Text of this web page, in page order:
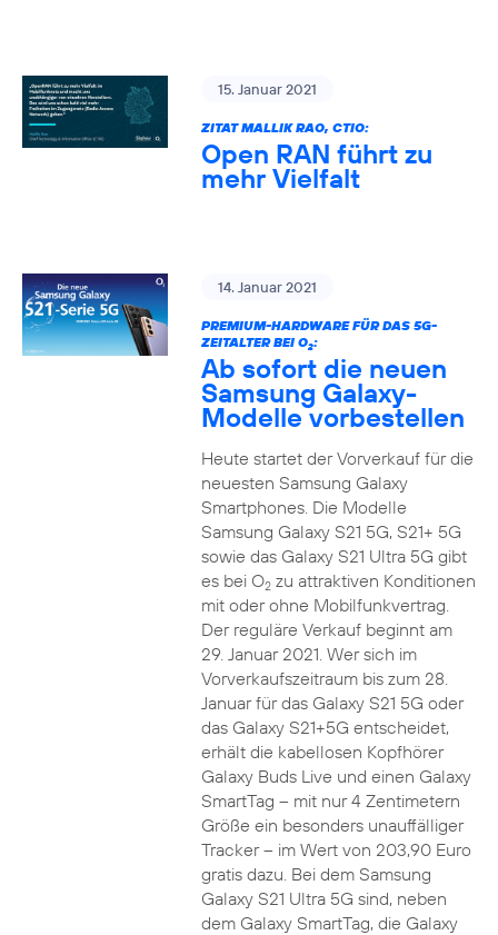
15. Januar 2021
ZITAT MALLIK RAO, CTIO:
Open RAN führt zu
mehr Vielfalt
14. Januar 2021
PREMIUM-HARDWARE FÜR DAS 5G-
ZEITALTER BEI O2:
Ab sofort die neuen
Samsung Galaxy-
Modelle vorbestellen
Heute startet der Vorverkauf für die
neuesten Samsung Galaxy
Smartphones. Die Modelle
Samsung Galaxy S21 5G, S21+ 5G
sowie das Galaxy S21 Ultra 5G gibt
es bei O2zu attraktiven Konditionen
mit oder ohne Mobilfunkvertrag.
Der reguläre Verkauf beginnt am
29. Januar 2021. Wer sich im
Vorverkaufszeitraum bis zum 28.
Januar für das Galaxy S21 5G oder
das Galaxy S21+5G entscheidet,
erhält die kabellosen Kopfhörer
Galaxy Buds Live und einen Galaxy
SmartTag – mit nur 4 Zentimetern
Größe ein besonders unauffälliger
Tracker – im Wert von 203,90 Euro
gratis dazu. Bei dem Samsung
Galaxy S21 Ultra 5G sind, neben
dem Galaxy SmartTag, die Galaxy